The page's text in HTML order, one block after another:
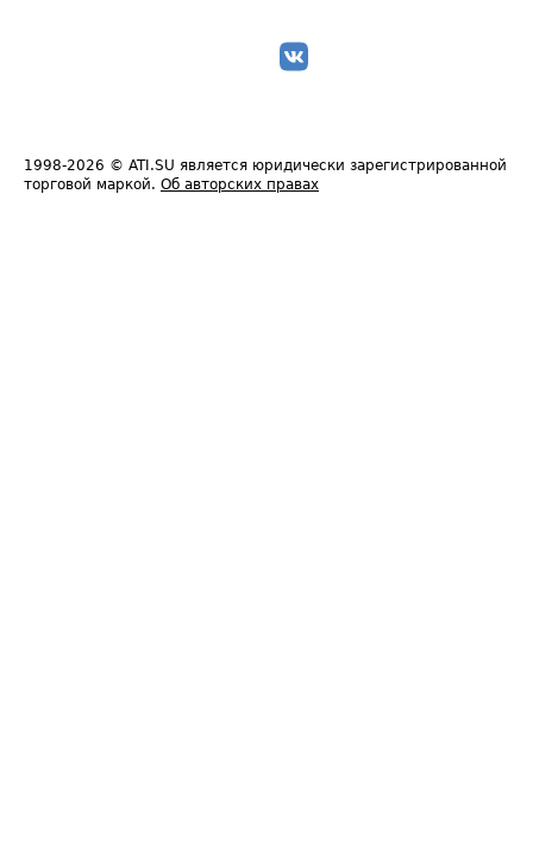
1998-2026 © ATI.SU является юридически зарегистрированной
торговой маркой. Об авторских правах